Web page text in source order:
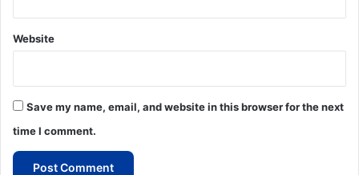
Website
Save my name, email, and website in this browser for the next
time I comment.